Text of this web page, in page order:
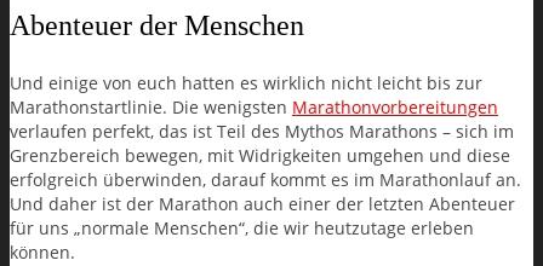
Abenteuer der Menschen
Und einige von euch hatten es wirklich nicht leicht bis zur
Marathonstartlinie. Die wenigsten Marathonvorbereitungen
verlaufen perfekt, das ist Teil des Mythos Marathons – sich im
Grenzbereich bewegen, mit Widrigkeiten umgehen und diese
erfolgreich überwinden, darauf kommt es im Marathonlauf an.
Und daher ist der Marathon auch einer der letzten Abenteuer
für uns „normale Menschen“, die wir heutzutage erleben
können.